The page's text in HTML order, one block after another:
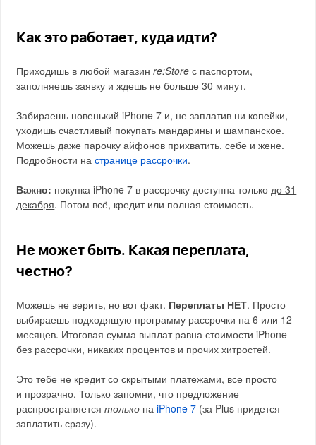
Как это работает, куда идти?
Приходишь в любой магазинre:Storeс паспортом,
заполняешь заявку и ждешь не больше 30 минут.
Забираешь новенький iPhone 7 и, не заплатив ни копейки,
уходишь счастливый покупать мандарины и шампанское.
Можешь даже парочку айфонов прихватить, себе и жене.
Подробности настранице рассрочки.
Важно: покупка iPhone 7 в рассрочку доступна толькодо 31
декабря. Потом всё, кредит или полная стоимость.
Не может быть. Какая переплата,
честно?
Можешь не верить, но вот факт. Переплаты НЕТ. Просто
выбираешь подходящую программу рассрочки на 6 или 12
месяцев. Итоговая сумма выплат равна стоимости iPhone
без рассрочки, никаких процентов и прочих хитростей.
Это тебе не кредит со скрытыми платежами, все просто
и прозрачно. Только запомни, что предложение
распространяетсятолько наiPhone 7 (за Plus придется
заплатить сразу).